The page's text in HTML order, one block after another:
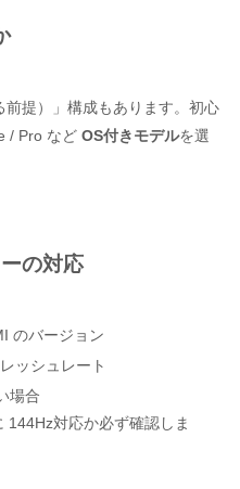
提）」構成もあります。初心
/ Pro など OS付きモデルを選
の対応
のバージョン
ッシュレート
場合
対応か必ず確認しま